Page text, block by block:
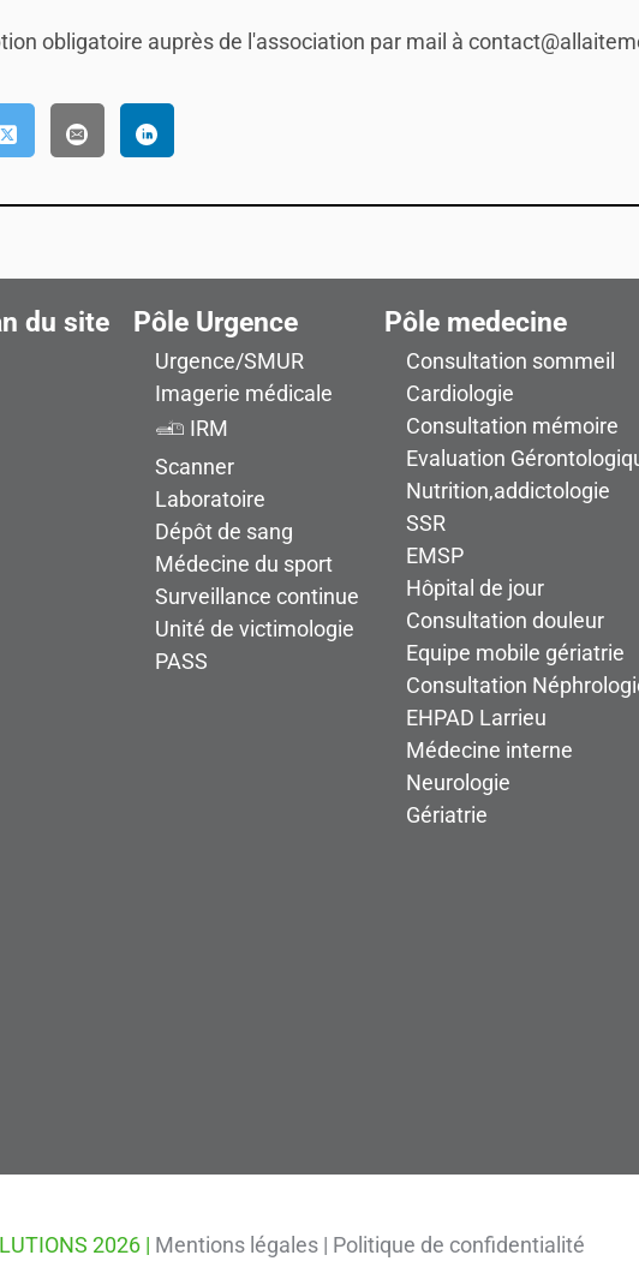
obligatoire auprès de l'association par mail à
du site Pôle Urgence
Urgence/SMUR
Imagerie médicale
IRM
Scanner
Laboratoire
Dépôt de sang
Médecine du sport
Surveillance continue
Unité de victimologie
PASS
Pôle medecine
Consultation sommeil
Cardiologie
Consultation mémoire
Evaluation
Nutrition,addictologie
SSR
EMSP
Hôpital de jour
Consultation douleur
Equipe mobile gériatrie
Consultation
EHPAD Larrieu
Médecine interne
Neurologie
Gériatrie
2026 | Mentions légales | Politique de confidentialité